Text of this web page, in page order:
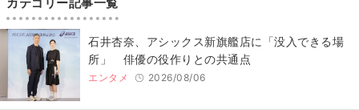
石井杏奈、アシックス新旗艦店に「没入できる場
所」 俳優の役作りとの共通点
エンタメ 2026/08/06